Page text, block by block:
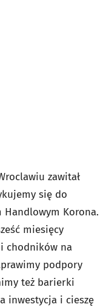
zawitał
się do
Korona.
miesięcy
chodników na
podpory
też barierki
inwestycja i cieszę